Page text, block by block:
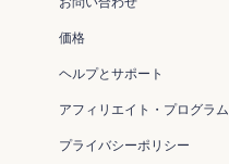
価格
ヘルプとサポート
アフィリエイト・プログラム
プライバシーポリシー